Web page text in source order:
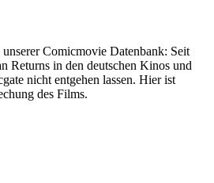
Comicmovie Datenbank: Seit
Returns in den deutschen Kinos und
nicht entgehen lassen. Hier ist
des Films.